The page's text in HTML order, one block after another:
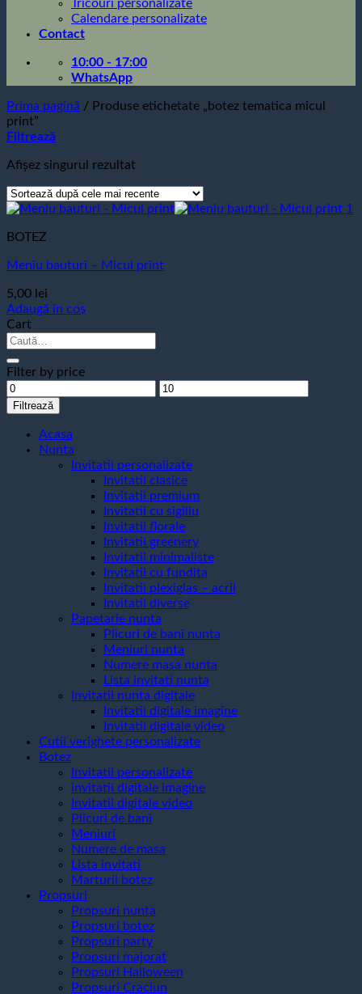
Tricouri personalizate
Calendare personalizate
Contact
10:00 - 17:00
WhatsApp
Prima pagină / Produse etichetate „botez tematica micul
print”
Filtrează
Afișez singurul rezultat
BOTEZ
Meniu bauturi – Micul print
5,00 lei
Adaugă în coș
Cart
Caută
Filter by price
Preț
minim
Preț
Filtrează
Acasa
Nunta
Invitatii personalizate
Invitatii clasice
Invitatii premium
Invitatii cu sigiliu
Invitatii florale
Invitatii greenery
Invitatii minimaliste
Invitatii cu fundita
Invitatii plexiglas – acril
Invitatii diverse
Papetarie nunta
Plicuri de bani nunta
Meniuri nunta
Numere masa nunta
Lista invitati nunta
Invitatii nunta digitale
Invitatii digitale imagine
Invitatii digitale video
Cutii verighete personalizate
Botez
Invitatii personalizate
invitatii digitale imagine
Invitatii digitale video
Plicuri de bani
Meniuri
Numere de masa
Lista invitati
Marturii botez
Propsuri
Propsuri nunta
Propsuri botez
Propsuri party
Propsuri majorat
Propsuri Halloween
Propsuri Craciun